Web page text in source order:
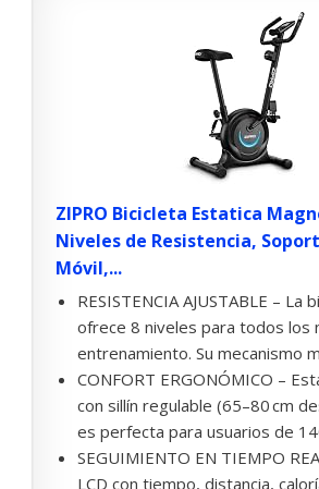
ZIPRO Bicicleta Estatica
Niveles de Resistencia,
Móvil,...
RESISTENCIA AJUSTABLE – La
ofrece 8 niveles para todos los
entrenamiento. Su mecanismo
CONFORT ERGONÓMICO –
con sillín regulable (65–80 cm
es perfecta para usuarios de
SEGUIMIENTO EN TIEMPO
LCD con tiempo, distancia,